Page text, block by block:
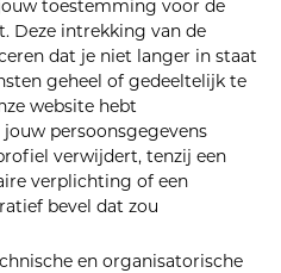
toestemming voor de
Deze intrekking van de
dat je niet langer in staat
geheel of gedeeltelijk te
website hebt
persoonsgegevens
verwijdert, tenzij een
verplichting of een
bevel dat zou
en organisatorische